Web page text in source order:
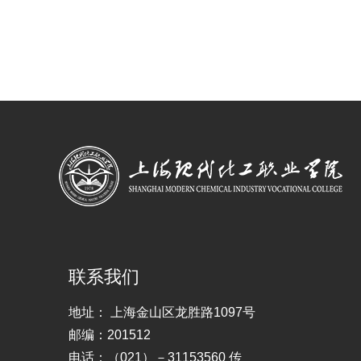
联系我们
地址： 上海金山区龙胜路1097号
邮编：201512
电话：（021）－31153560 传